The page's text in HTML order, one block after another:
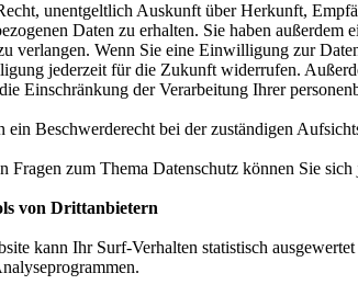
unentgeltlich Auskunft über Herkunft,
Daten zu erhalten. Sie haben
verlangen. Wenn Sie eine Einwilligung zur
jederzeit für die Zukunft widerrufen.
Einschränkung der Verarbeitung Ihrer
ein Beschwerderecht bei der zuständigen
Fragen zum Thema Datenschutz können Sie sich
von Drittanbietern
kann Ihr Surf-Verhalten statistisch